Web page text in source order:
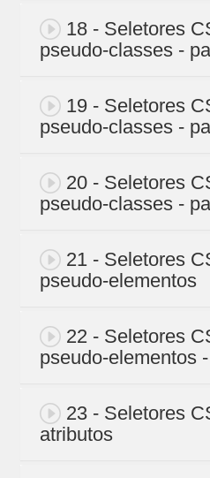
18 - Seletores
pseudo-classes -
19 - Seletores
pseudo-classes -
20 - Seletores
pseudo-classes -
21 - Seletores
pseudo-elementos
22 - Seletores
pseudo-elementos
23 - Seletores
atributos